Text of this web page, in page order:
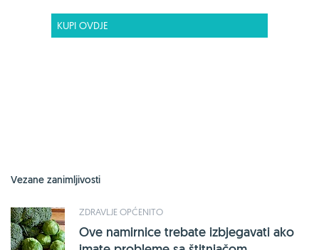
KUPI OVDJE
Vezane zanimljivosti
ZDRAVLJE OPĆENITO
Ove namirnice trebate izbjegavati ako